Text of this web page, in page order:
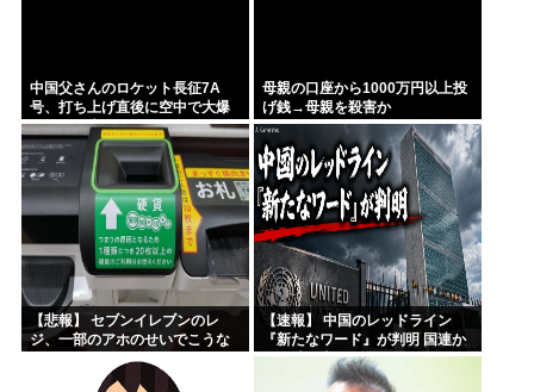
中国父さんのロケット長征7A
号、打ち上げ直後に空中で大爆
発四散し失敗に終わる
母親の口座から1000万円以上投
げ銭→母親を殺害か
【悲報】 セブンイレブンのレ
ジ、一部のアホのせいでこうな
【速報】 中国のレッドライン
『新たなワード』が判明 国連か
らも消し去ろうとする